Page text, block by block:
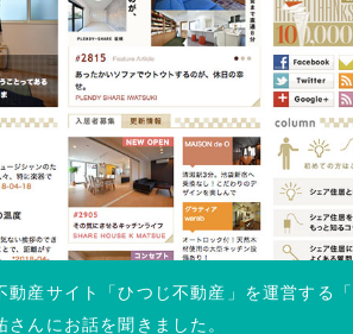
産サイト「ひつじ不動産」を運営する
んにお話を聞きました。